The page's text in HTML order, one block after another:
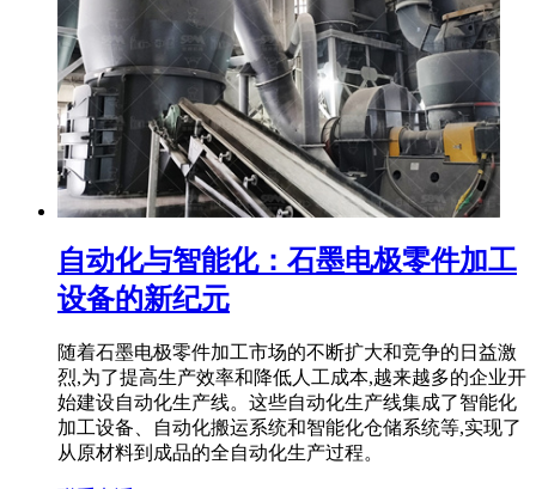
自动化与智能化：石墨电极零件加工
设备的新纪元
随着石墨电极零件加工市场的不断扩大和竞争的日益激
烈,为了提高生产效率和降低人工成本,越来越多的企业开
始建设自动化生产线。这些自动化生产线集成了智能化
加工设备、自动化搬运系统和智能化仓储系统等,实现了
从原材料到成品的全自动化生产过程。